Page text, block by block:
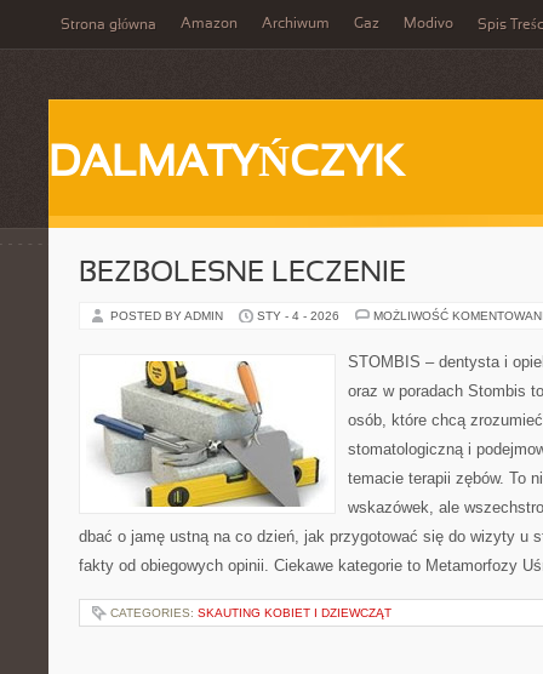
Strona główna Amazon Archiwum Gaz Modivo Spis
DALMATYŃCZYK
BEZBOLESNE LECZENIE
POSTED BY ADMIN STY - 4 - 2026 MOŻLIWOŚĆ
STOMBIS – dentysta i
oraz w poradach Stombis
osób, które chcą
stomatologiczną i
temacie terapii zębów. To
wskazówek, ale
dbać o jamę ustną na co dzień, jak przygotować się do wizyty u
fakty od obiegowych opinii. Ciekawe kategorie to Metamorfozy
CATEGORIES: SKAUTING KOBIET I DZIEWCZĄT